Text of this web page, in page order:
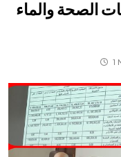
الصحة والماء
1